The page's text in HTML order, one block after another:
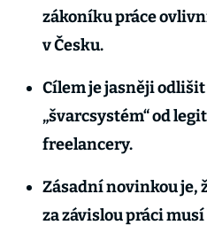
zákoníku práce
v Česku.
Cílem je jasněji
„švarcsystém“ od
freelancery.
Zásadní novinkou je,
za závislou práci